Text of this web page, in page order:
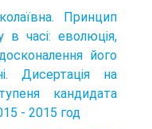
Принцип
в часі: еволюція,
його
Дисертація на
кандидата
- 2015 год